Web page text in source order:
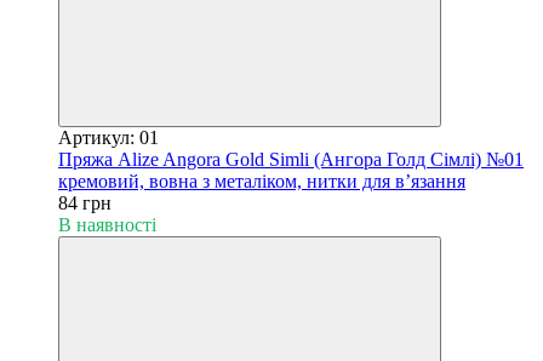
Артикул: 01
Пряжа Alize Angora Gold Simli (Ангора Голд Сімлі) №01
кремовий, вовна з металіком, нитки для в’язання
84 грн
В наявності